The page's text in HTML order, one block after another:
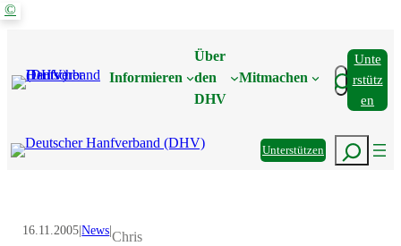
Zum
Informieren
Über
den
DHV
Mitmachen Suchen
Unte
Rstütz
En
UnterstützenSuchen
©
16.11.2005|News|Chris